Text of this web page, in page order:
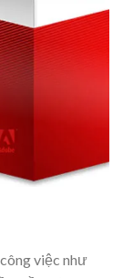
việc như